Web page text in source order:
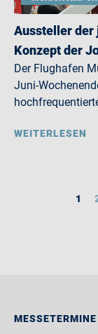
Aussteller der
Konzept der
Der Flughafen
Juni-
WEITERLESEN
1
MESSETERMINE